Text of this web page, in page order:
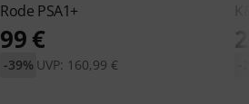
Rode PSA1+
99 €
UVP: 160,99 €
-39%